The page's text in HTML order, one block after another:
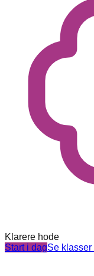
Klarere hode
Start i dagSe klasser